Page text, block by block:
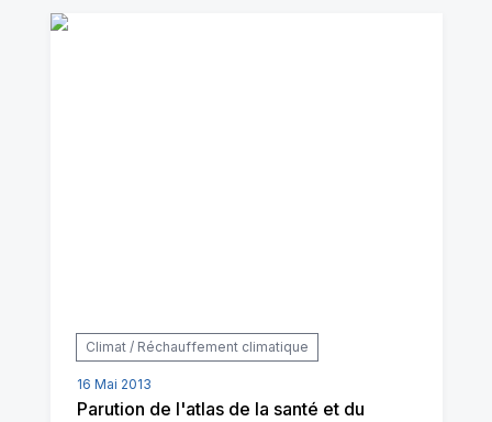
Climat / Réchauffement climatique
16 Mai 2013
Parution de l'atlas de la santé et du